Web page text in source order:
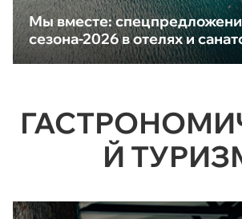
Мы вместе:
сезона-2026 в отелях и
Й